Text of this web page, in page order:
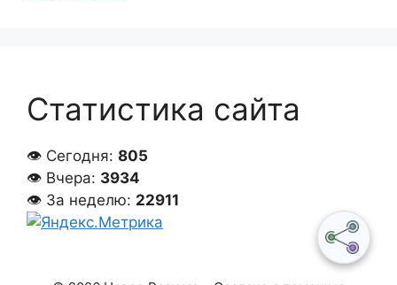
Статистика сайта
👁 Сегодня: 805
👁 Вчера: 3934
👁 За неделю: 22911